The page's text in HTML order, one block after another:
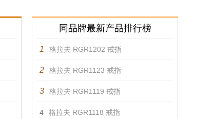
同品牌最新产品排行榜
1 格拉夫 RGR1202 戒指
2 格拉夫 RGR1123 戒指
3 格拉夫 RGR1119 戒指
4 格拉夫 RGR1118 戒指